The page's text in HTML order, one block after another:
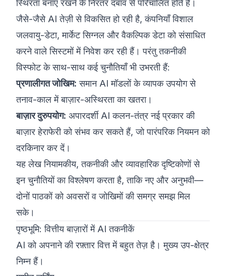
स्थिरता बनाए रखने के निरंतर दबाव से परिचालित होते हैं।
जैसे-जैसे AI तेज़ी से विकसित हो रही है, कंपनियाँ विशाल
जलवायु-डेटा, मार्केट सिग्नल और वैकल्पिक डेटा को संसाधित
करने वाले सिस्टमों में निवेश कर रही हैं। परंतु तकनीकी
विस्फोट के साथ-साथ कई चुनौतियाँ भी उभरती हैं:
प्रणालीगत जोखिम: समान AI मॉडलों के व्यापक उपयोग से
तनाव-काल में बाज़ार-अस्थिरता का खतरा।
बाज़ार दुरुपयोग: अपारदर्शी AI कलन-तंत्र नई प्रकार की
बाज़ार हेराफेरी को संभव कर सकते हैं, जो पारंपरिक नियमन को
दरकिनार कर दें।
यह लेख नियामकीय, तकनीकी और व्यावहारिक दृष्टिकोणों से
इन चुनौतियों का विश्लेषण करता है, ताकि नए और अनुभवी—
दोनों पाठकों को अवसरों व जोखिमों की समग्र समझ मिल
सके।
पृष्ठभूमि: वित्तीय बाज़ारों में AI तकनीकें
AI को अपनाने की रफ़्तार वित्त में बहुत तेज़ है। मुख्य उप-क्षेत्र
निम्न हैं।